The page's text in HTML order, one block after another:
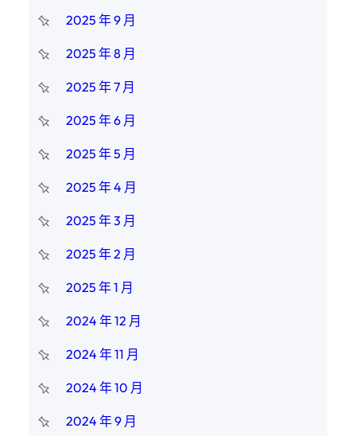
2025 年 9 月
2025 年 8 月
2025 年 7 月
2025 年 6 月
2025 年 5 月
2025 年 4 月
2025 年 3 月
2025 年 2 月
2025 年 1 月
2024 年 12 月
2024 年 11 月
2024 年 10 月
2024 年 9 月